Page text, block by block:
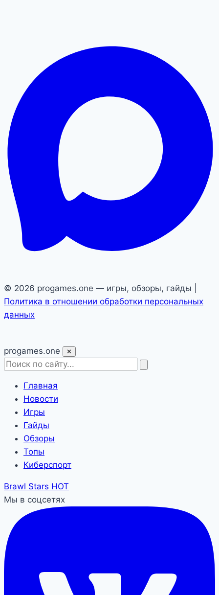
© 2026 progames.one — игры, обзоры, гайды |
Политика в отношении обработки персональных
данных
progames.one ✕
Главная
Новости
Игры
Гайды
Обзоры
Топы
Киберспорт
Brawl Stars HOT
Мы в соцсетях